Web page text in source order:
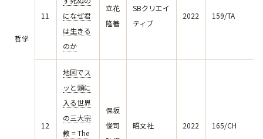
哲学
11
になぜ君
は生きる
のか
立花
隆著
SBクリエイ
ティブ
2022 159/TA
12
地図でス
ッと頭に
入る世界
の三大宗
教 = The
保坂
俊司
昭文社 2022 165/CH